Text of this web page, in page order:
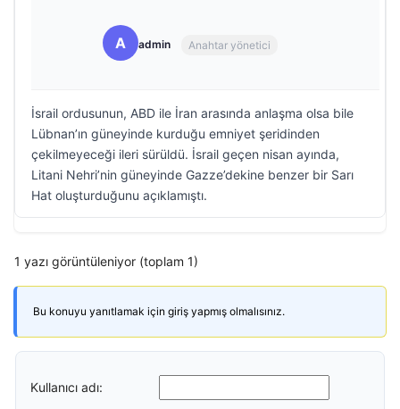
A admin Anahtar yönetici
İsrail ordusunun, ABD ile İran arasında anlaşma olsa bile
Lübnan’ın güneyinde kurduğu emniyet şeridinden
çekilmeyeceği ileri sürüldü. İsrail geçen nisan ayında,
Litani Nehri’nin güneyinde Gazze’dekine benzer bir Sarı
Hat oluşturduğunu açıklamıştı.
1 yazı görüntüleniyor (toplam 1)
Bu konuyu yanıtlamak için giriş yapmış olmalısınız.
Kullanıcı adı: